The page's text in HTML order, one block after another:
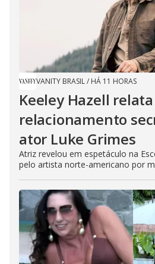
VANITY BRASIL/ HÁ 11 HORAS
Keeley Hazell
relacionamento
ator Luke Grimes
Atriz revelou em espetáculo na
pelo artista norte-americano por